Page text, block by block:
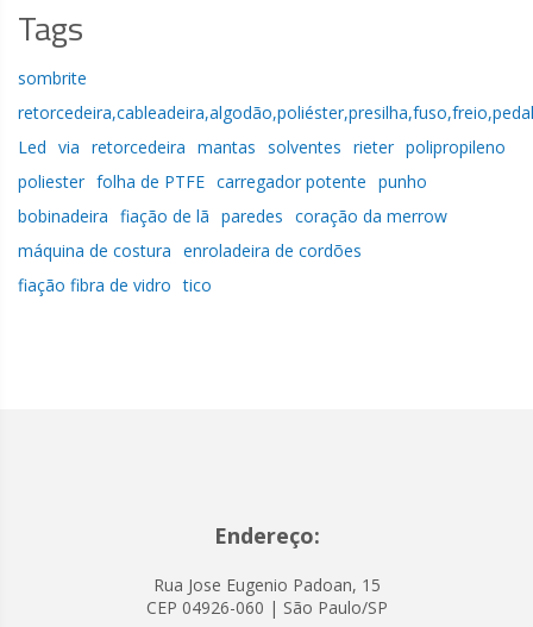
Tags
sombrite
retorcedeira,cableadeira,algodão,poliéster,presilha,fuso,freio,pedal
Led via retorcedeira mantas solventes rieter polipropileno
poliester folha de PTFE carregador potente punho
bobinadeira fiação de lã paredes coração da merrow
máquina de costura enroladeira de cordões
fiação fibra de vidro tico
Endereço:
Rua Jose Eugenio Padoan, 15
CEP 04926-060 | São Paulo/SP